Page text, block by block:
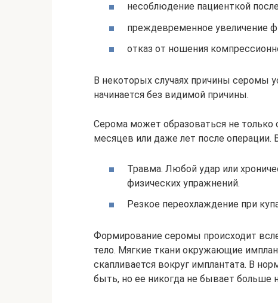
несоблюдение пациенткой
преждевременное увеличение
отказ от ношения
В некоторых случаях причины серомы
начинается без видимой причины.
Серома может образоваться не только
месяцев или даже лет после
Травма. Любой удар или
физических упражнений.
Резкое переохлаждение при
Формирование серомы происходит
тело. Мягкие ткани окружающие
скапливается вокруг имплантата. В
быть, но ее никогда не бывает больше